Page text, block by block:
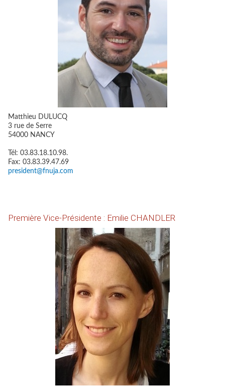
Matthieu DULUCQ
3 rue de Serre
54000 NANCY
Tél: 03.83.18.10.98.
Fax: 03.83.39.47.69
president@fnuja.com
Première Vice-Présidente : Emilie CHANDLER